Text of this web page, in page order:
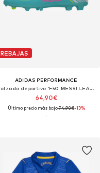
REBAJAS
ADIDAS PERFORMANCE
Calzado deportivo 'F50 MESSI LEAGUE'
64,90€
Último precio más bajo:74,90€-13%